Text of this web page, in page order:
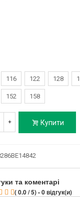
116 122 128
152 158
+ Купити
та коментарі
( 0.0 / 5) - 0 відгук(и)